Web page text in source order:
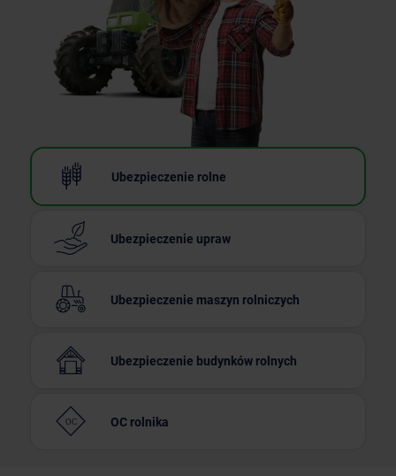
Ubezpieczenie rolne
Ubezpieczenie upraw
Ubezpieczenie maszyn rolniczych
Ubezpieczenie budynków rolnych
OC rolnika